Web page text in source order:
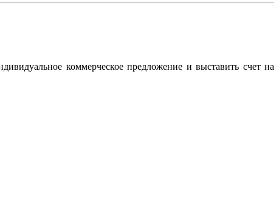
коммерческое предложение и выставить счет на